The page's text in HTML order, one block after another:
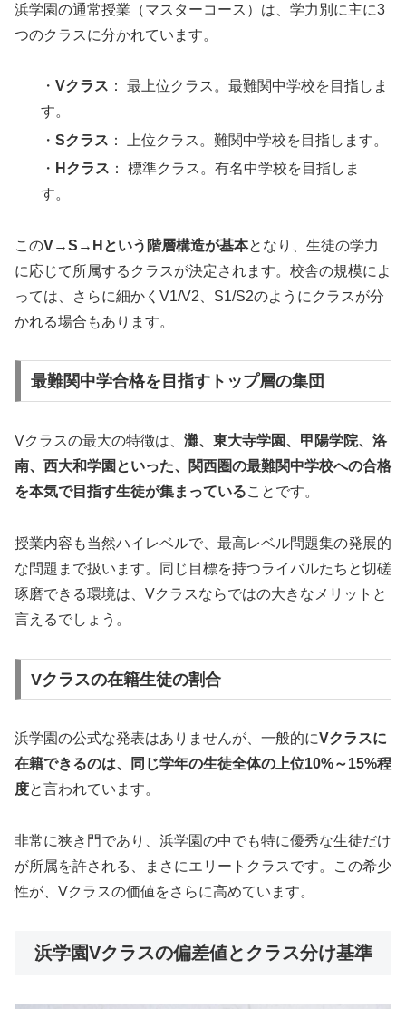
浜学園の通常授業（マスターコース）は、学力別に主に3
つのクラスに分かれています。
・Vクラス ： 最上位クラス。最難関中学校を目指しま
す。
・Sクラス ： 上位クラス。難関中学校を目指します。
・ Hクラス ： 標準クラス。有名中学校を目指しま
す。
このV→S→Hという階層構造が基本となり、生徒の学力
に応じて所属するクラスが決定されます。校舎の規模によ
っては、さらに細かくV1/V2、S1/S2のようにクラスが分
かれる場合もあります。
最難関中学合格を目指すトップ層の集団
Vクラスの最大の特徴は、 灘、東大寺学園、甲陽学院、洛
南、西大和学園といった、関西圏の最難関中学校への合格
を本気で目指す生徒が集まっていることです。
授業内容も当然ハイレベルで、最高レベル問題集の発展的
な問題まで扱います。同じ目標を持つライバルたちと切磋
琢磨できる環境は、Vクラスならではの大きなメリットと
言えるでしょう。
Vクラスの在籍生徒の割合
浜学園の公式な発表はありませんが、一般的にVクラスに
在籍できるのは、同じ学年の生徒全体の上位10%～15%程
度と言われています。
非常に狭き門であり、浜学園の中でも特に優秀な生徒だけ
が所属を許される、まさにエリートクラスです。この希少
性が、Vクラスの価値をさらに高めています。
浜学園Vクラスの偏差値とクラス分け基準